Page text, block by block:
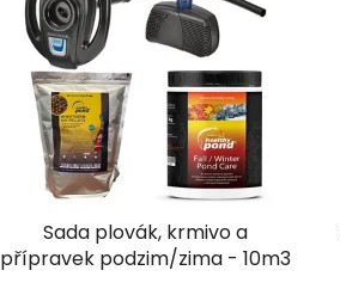
Sada plovák, krmivo a
přípravek podzim/zima - 10m3